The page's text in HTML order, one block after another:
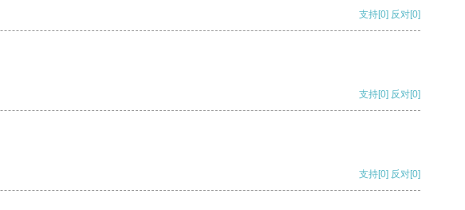
支持[0] 反对[0]
支持[0] 反对[0]
支持[0] 反对[0]